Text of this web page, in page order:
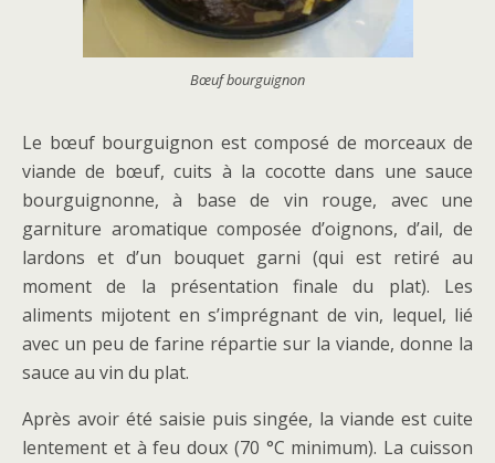
Bœuf bourguignon
Le bœuf bourguignon est composé de morceaux de
viande de bœuf, cuits à la cocotte dans une sauce
bourguignonne, à base de vin rouge, avec une
garniture aromatique composée d’oignons, d’ail, de
lardons et d’un bouquet garni (qui est retiré au
moment de la présentation finale du plat). Les
aliments mijotent en s’imprégnant de vin, lequel, lié
avec un peu de farine répartie sur la viande, donne la
sauce au vin du plat.
Après avoir été saisie puis singée, la viande est cuite
lentement et à feu doux (70 °C minimum). La cuisson